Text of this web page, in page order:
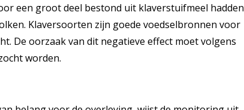
een groot deel bestond uit klaverstuifmeel hadden
Klaversoorten zijn goede voedselbronnen voor
De oorzaak van dit negatieve effect moet volgens
worden.